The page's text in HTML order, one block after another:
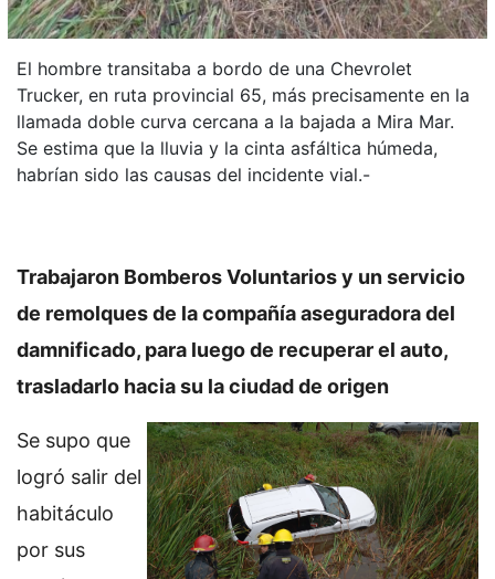
El hombre transitaba a bordo de una Chevrolet
Trucker, en ruta provincial 65, más precisamente en la
llamada doble curva cercana a la bajada a Mira Mar.
Se estima que la lluvia y la cinta asfáltica húmeda,
habrían sido las causas del incidente vial.-
Trabajaron Bomberos Voluntarios y un servicio
de remolques de la compañía aseguradora del
damnificado, para luego de recuperar el auto,
trasladarlo hacia su la ciudad de origen
Se supo que
logró salir del
habitáculo
por sus